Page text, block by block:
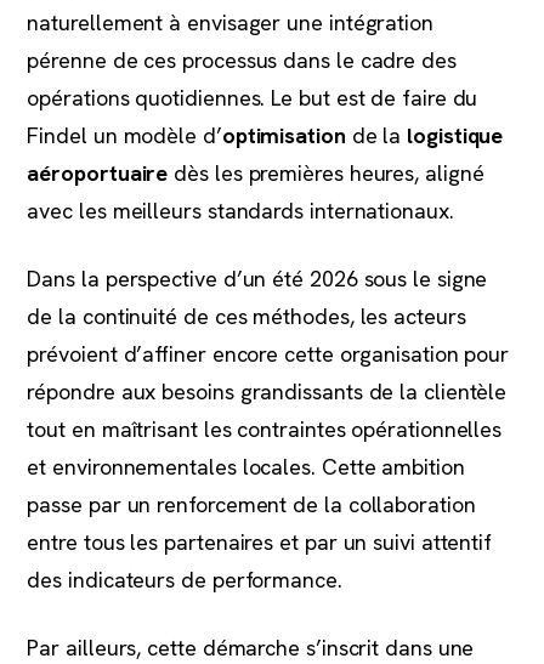
naturellement à envisager une intégration
pérenne de ces processus dans le cadre des
opérations quotidiennes. Le but est de faire du
Findel un modèle d’optimisation de la logistique
aéroportuaire dès les premières heures, aligné
avec les meilleurs standards internationaux.
Dans la perspective d’un été 2026 sous le signe
de la continuité de ces méthodes, les acteurs
prévoient d’affiner encore cette organisation pour
répondre aux besoins grandissants de la clientèle
tout en maîtrisant les contraintes opérationnelles
et environnementales locales. Cette ambition
passe par un renforcement de la collaboration
entre tous les partenaires et par un suivi attentif
des indicateurs de performance.
Par ailleurs, cette démarche s’inscrit dans une